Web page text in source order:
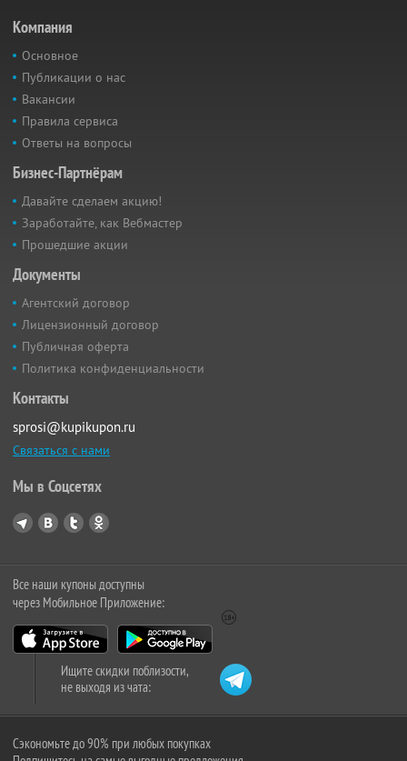
Компания
Основное
Публикации о нас
Вакансии
Правила сервиса
Ответы на вопросы
Бизнес-Партнёрам
Давайте сделаем акцию!
Заработайте, как Вебмастер
Прошедшие акции
Документы
Агентский договор
Лицензионный договор
Публичная оферта
Политика конфиденциальности
Контакты
sprosi@kupikupon.ru
Связаться с нами
Мы в Соцсетях
Все наши купоны доступны
через Мобильное Приложение:
Ищите скидки поблизости,
не выходя из чата:
Сэкономьте до 90% при любых покупках